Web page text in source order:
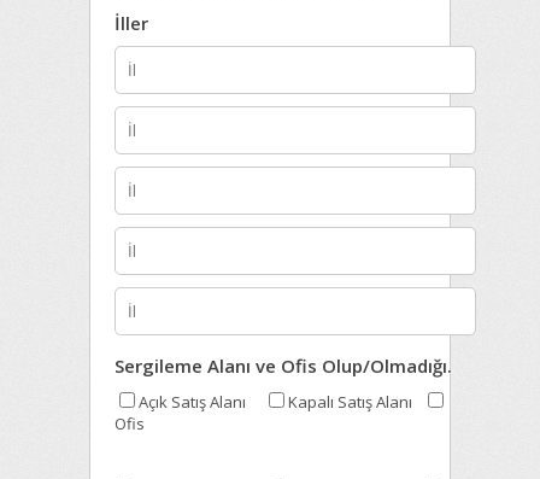
İller
Sergileme Alanı ve Ofis Olup/Olmadığı.
Açık Satış Alanı
Kapalı Satış Alanı
Ofis